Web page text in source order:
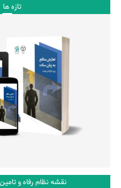
تازه ها
نقشه نظام رفاه و